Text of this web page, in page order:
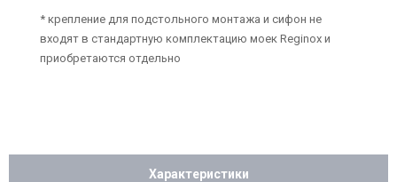
* крепление для подстольного монтажа и сифон не
входят в стандартную комплектацию моек Reginox и
приобретаются отдельно
Характеристики